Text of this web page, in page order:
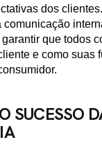
dos
comunicação
que todos
e como suas
SUCESSO